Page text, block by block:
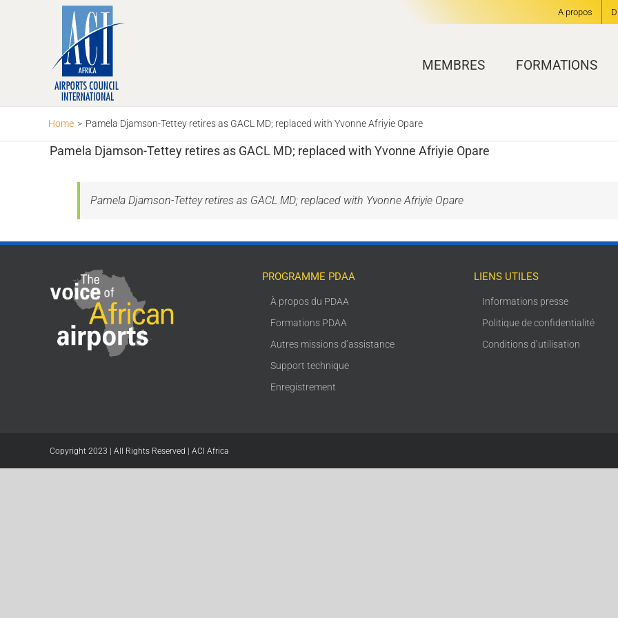
A propos
MEMBRES FORMATIONS
Home > Pamela Djamson-Tettey retires as GACL MD; replaced with Yvonne Afriyie Opare
Pamela Djamson-Tettey retires as GACL MD; replaced with Yvonne Afriyie Opare
Pamela Djamson-Tettey retires as GACL MD; replaced with Yvonne Afriyie Opare
PROGRAMME PDAA
À propos du PDAA
Formations PDAA
Autres missions d’assistance
Support technique
Enregistrement
LIENS UTILES
Informations presse
Politique de confidentialité
Conditions d’utilisation
Copyright 2023 | All Rights Reserved | ACI Africa